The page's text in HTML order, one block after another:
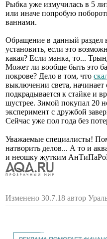
Рыбка уже измучилась в 5
или иначе попробую
ваннами.
Обращение в данный
установить, если это
какая? Если манка, то...
Может ли вообще быть это
покрове? Дело в том, что
выключении света, начинает
подкрадывается к стайке
шустрее. Зимой покупал 20
эксперимент с дружбой
Сейчас уже пол года без
Уважаемые специалисты!
натворить делов... А то и
и неошку жутким
Изменено 30.7.18 автор